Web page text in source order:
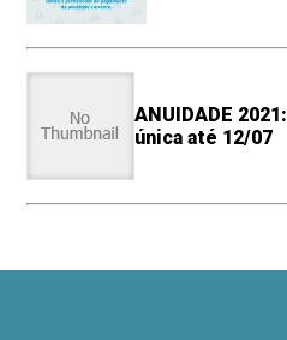
ANUIDADE
única até 12/07